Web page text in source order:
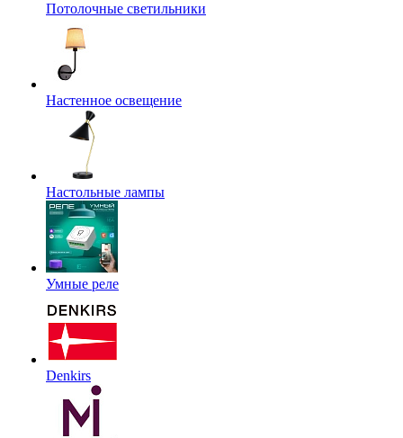
Потолочные светильники
Настенное освещение
Настольные лампы
Умные реле
Denkirs